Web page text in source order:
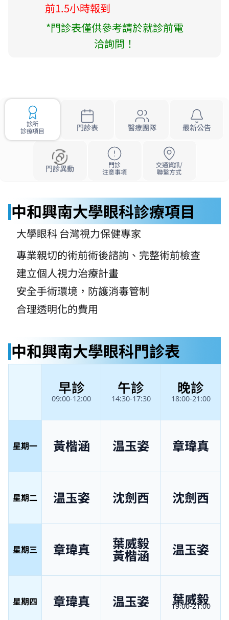
前1.5小時報到
*門診表僅供參考請於就診前電
洽詢問！
診所
診療項目
門診表 醫療團隊 最新公告
門診異動
門診
注意事項
交通資訊/
聯繫方式
中和興南大學眼科診療項目
大學眼科 台灣視力保健專家
專業親切的術前術後諮詢、完整術前檢查
建立個人視力治療計畫
安全手術環境，防護消毒管制
合理透明化的費用
中和興南大學眼科門診表
早診
09:00-12:00
午診
14:30-17:30
晚診
18:00-21:00
星期一 黃楷涵 温玉姿 章瑋真
星期二 温玉姿 沈劍西 沈劍西
星期三 章瑋真 葉威毅
黃楷涵 温玉姿
星期四 章瑋真 温玉姿 葉威毅
19:00-21:00